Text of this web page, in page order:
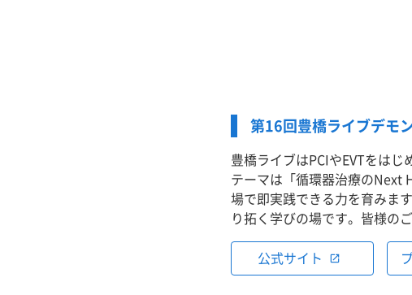
第16回豊橋ライブデモ
豊橋ライブはPCIやEVTをはじ
テーマは「循環器治療のNext
場で即実践できる力を育みま
り拓く学びの場です。皆様の
公式サイト open_in_new